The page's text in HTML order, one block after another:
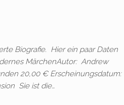
Biografie. Hier ein paar Daten
MärchenAutor: Andrew
20,00 € Erscheinungsdatum:
Sie ist die…